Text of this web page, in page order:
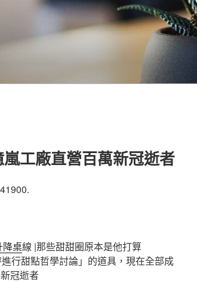
工廠直營百萬新冠逝者
降桌線 |那些甜甜圈原本是他打算
行甜點哲學討論」的道具，現在全部成
冠逝者